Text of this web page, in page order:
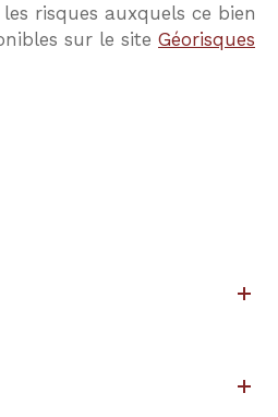
risques auxquels ce bien
sur le site Géorisques